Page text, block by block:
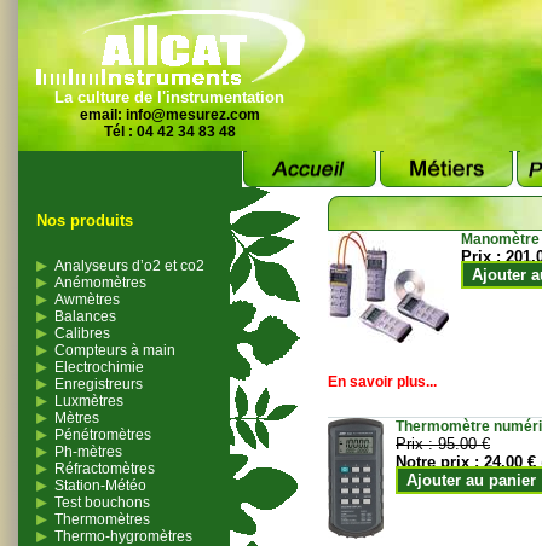
La culture de l'instrumentation
email: info@mesurez.com
Tél : 04 42 34 83 48
Nos produits
Analyseurs d’o2 et co2
Anémomètres
Awmètres
Balances
Calibres
Compteurs à main
Electrochimie
Enregistreurs
Luxmètres
Mètres
Pénétromètres
Ph-mètres
Réfractomètres
Station-Météo
Test bouchons
Thermomètres
Thermo-hygromètres
Prix :
Ajouter
En savoir plus...
Thermomètre
Prix :95.00 €
Notre prix :24.00 €
Ajouter au panier